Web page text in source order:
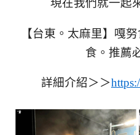
現在我們就一起
【台東。太麻里】嘎
食。推薦
詳細介紹＞＞